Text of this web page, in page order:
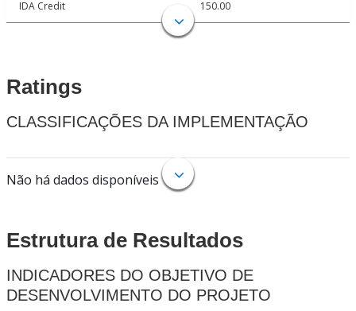
IDA Credit 150.00
Ratings
CLASSIFICAÇÕES DA IMPLEMENTAÇÃO
Não há dados disponíveis
Estrutura de Resultados
INDICADORES DO OBJETIVO DE
DESENVOLVIMENTO DO PROJETO